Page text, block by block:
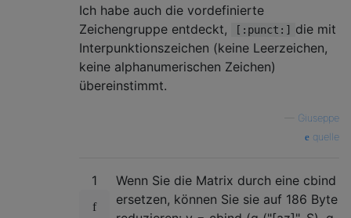
Ich habe auch die vordefinierte
Zeichengruppe entdeckt,
[:punct:]
die mit
Interpunktionszeichen (keine Leerzeichen,
keine alphanumerischen Zeichen)
übereinstimmt.
Giuseppe
quelle
1
Wenn Sie die Matrix durch eine cbind
ersetzen, können Sie sie auf 186 Byte